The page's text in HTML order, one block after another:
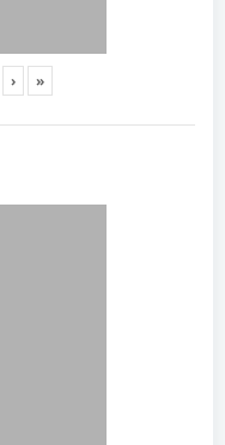
› »